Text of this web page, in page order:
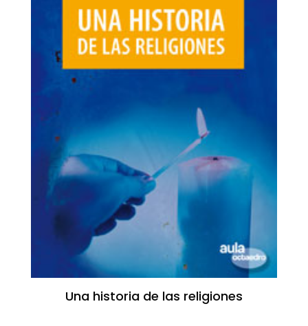
Una historia de las religiones